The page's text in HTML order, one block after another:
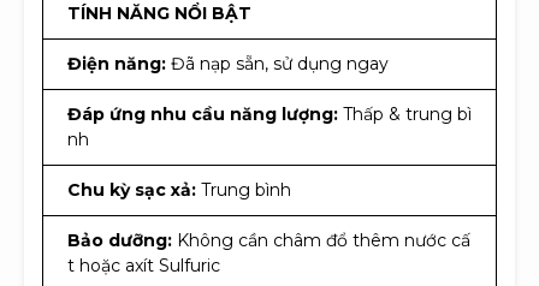
TÍNH NĂNG NỔI BẬT
Điện năng: Đã nạp sẵn, sử dụng ngay
Đáp ứng nhu cầu năng lượng: Thấp & trung bì
nh
Chu kỳ sạc xả: Trung bình
Bảo dưỡng: Không cần châm đổ thêm nước cấ
t hoặc axít Sulfuric